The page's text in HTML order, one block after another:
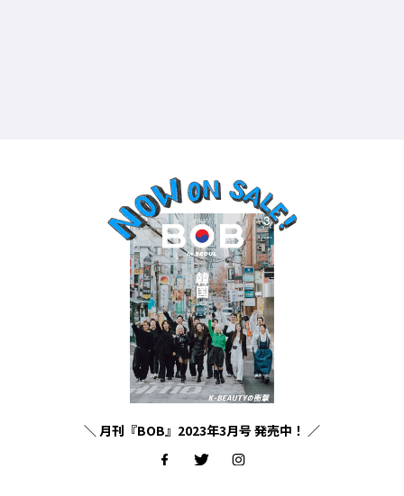
＼ 月刊『BOB』2023年3月号 発売中！ ／